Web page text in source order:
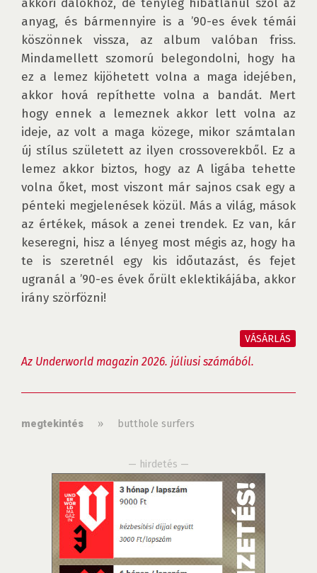
akkori dalokhoz, de tényleg hibátlanul szól az
anyag, és bármennyire is a ’90-es évek témái
köszönnek vissza, az album valóban friss.
Mindamellett szomorú belegondolni, hogy ha
ez a lemez kijöhetett volna a maga idejében,
akkor hová repíthette volna a bandát. Mert
hogy ennek a lemeznek akkor lett volna az
ideje, az volt a maga közege, mikor számtalan
új stílus született az ilyen crossoverekből. Ez a
lemez akkor biztos, hogy az A ligába tehette
volna őket, most viszont már sajnos csak egy a
pénteki megjelenések közül. Más a világ, mások
az értékek, mások a zenei trendek. Ez van, kár
keseregni, hisz a lényeg most mégis az, hogy ha
te is szeretnél egy kis időutazást, és fejet
ugranál a ’90-es évek őrült eklektikájába, akkor
irány szörfözni!
VÁSÁRLÁS
Az Underworld magazin 2026. júliusi számából.
megtekintés » butthole surfers
— hirdetés —